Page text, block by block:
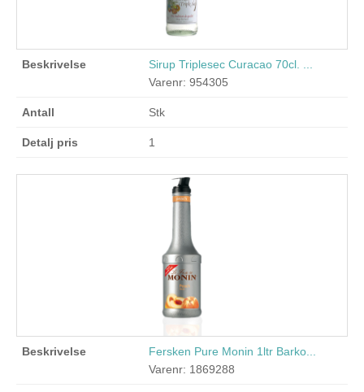
Sirup Triplesec Curacao 70cl. ...
Varenr: 954305
Stk
1
Fersken Pure Monin 1ltr Barko...
Varenr: 1869288